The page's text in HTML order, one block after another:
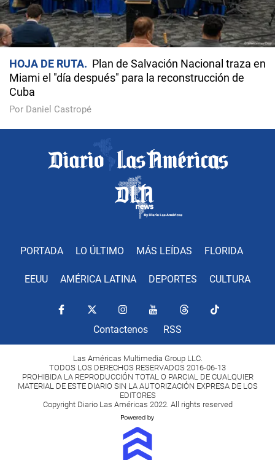
HOJA DE RUTA
Plan de Salvación Nacional traza en
Miami el "día después" para la reconstrucción de
Cuba
Por Daniel Castropé
PORTADA LO ÚLTIMO MÁS LEÍDAS FLORIDA
EEUU AMÉRICA LATINA DEPORTES CULTURA
Contactenos RSS
Las Américas Multimedia Group LLC.
TODOS LOS DERECHOS RESERVADOS 2016-06-13
PROHIBIDA LA REPRODUCCIÓN TOTAL O PARCIAL DE CUALQUIER
MATERIAL DE ESTE DIARIO SIN LA AUTORIZACIÓN EXPRESA DE LOS
EDITORES
Copyright Diario Las Américas 2022. All rights reserved